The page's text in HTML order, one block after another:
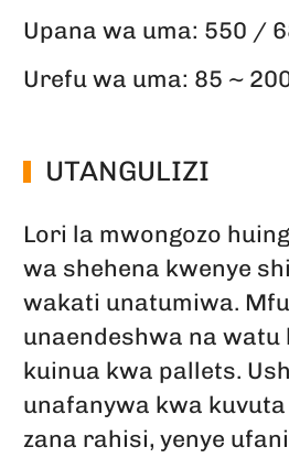
Upana wa uma: 550 /
Urefu wa uma: 85 ~
UTANGULIZI
Lori la mwongozo
wa shehena kwenye
wakati unatumiwa.
unaendeshwa na watu
kuinua kwa pallets.
unafanywa kwa
zana rahisi, yenye